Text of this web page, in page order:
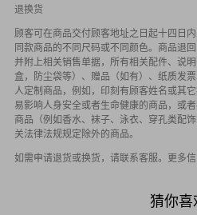
退换货
顾客可在商品交付顾客地址之日起十四日
同款商品的不同尺码或不同颜色。商品退
并附上相关销售单据，所有相关配件、说
盒，防尘袋等）、赠品（如有）、纸质发
人定制商品，例如，印刻有顾客姓名或其
易影响人身安全或者生命健康的商品，或
商品（例如香水、袜子、泳衣、穿孔类配
关法律法规规定除外的商品。
如需申请退货或换货，请联系客服。更多
猜你喜